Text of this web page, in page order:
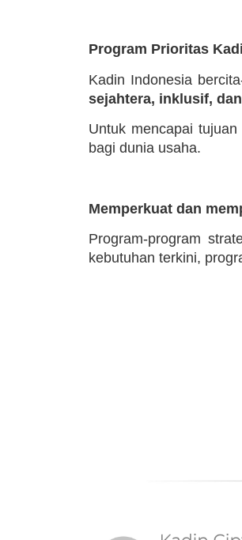
Program Prioritas
Kadin Indonesia
sejahtera, inklusif,
Untuk mencapai
bagi dunia usaha.
Memperkuat dan
Program-program
kebutuhan terkini,